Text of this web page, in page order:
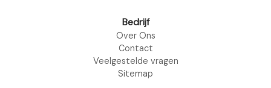
Bedrijf
Over Ons
Contact
Veelgestelde vragen
Sitemap